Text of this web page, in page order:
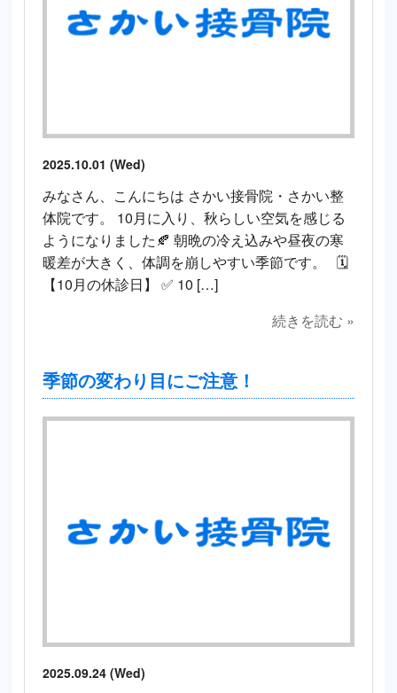
2025.10.01 (Wed)
みなさん、こんにちは さかい接骨院・さかい整
体院です。 10月に入り、秋らしい空気を感じる
ようになりました🍂 朝晩の冷え込みや昼夜の寒
暖差が大きく、体調を崩しやすい季節です。 🗓
【10月の休診日】 ✅ 10 […]
続きを読む »
季節の変わり目にご注意！
2025.09.24 (Wed)